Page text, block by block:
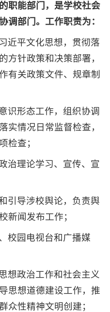
职能部门，是学校社会
调部门。工作职责为：
近平文化思想，贯彻落
方针政策和决策部署，
有关政策文件、规章制
识形态工作，组织协调
实情况日常监督检查，
检查；
治理论学习、宣传、宣
引导涉校舆论，负责舆
新闻发布工作；
校园电视台和广播媒
想政治工作和社会主义
思想道德建设工作，推
众性精神文明创建；